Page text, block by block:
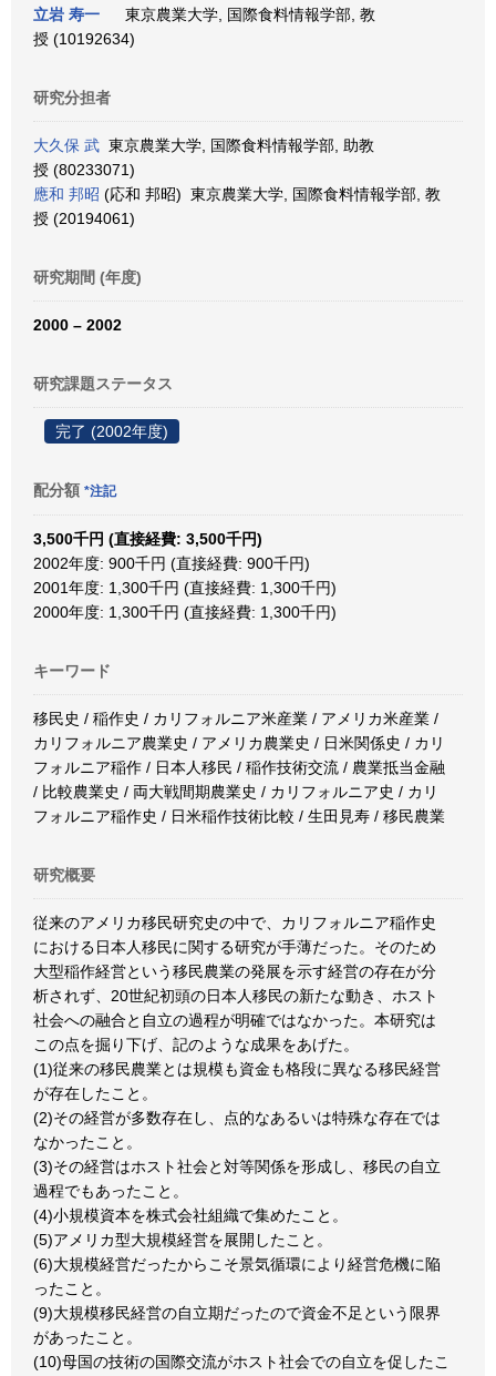
立岩 寿一
東京農業大学, 国際食料情報学部, 教
授 (10192634)
研究分担者
大久保 武 東京農業大学, 国際食料情報学部, 助教
授 (80233071)
應和 邦昭 (応和 邦昭) 東京農業大学, 国際食料情報学部, 教
授 (20194061)
研究期間 (年度)
2000 – 2002
研究課題ステータス
完了 (2002年度)
配分額 *注記
3,500千円 (直接経費: 3,500千円)
2002年度: 900千円 (直接経費: 900千円)
2001年度: 1,300千円 (直接経費: 1,300千円)
2000年度: 1,300千円 (直接経費: 1,300千円)
キーワード
移民史 / 稲作史 / カリフォルニア米産業 / アメリカ米産業 /
カリフォルニア農業史 / アメリカ農業史 / 日米関係史 / カリ
フォルニア稲作 / 日本人移民 / 稲作技術交流 / 農業抵当金融
/ 比較農業史 / 両大戦間期農業史 / カリフォルニア史 / カリ
フォルニア稲作史 / 日米稲作技術比較 / 生田見寿 / 移民農業
研究概要
従来のアメリカ移民研究史の中で、カリフォルニア稲作史
における日本人移民に関する研究が手薄だった。そのため
大型稲作経営という移民農業の発展を示す経営の存在が分
析されず、20世紀初頭の日本人移民の新たな動き、ホスト
社会への融合と自立の過程が明確ではなかった。本研究は
この点を掘り下げ、記のような成果をあげた。
(1)従来の移民農業とは規模も資金も格段に異なる移民経営
が存在したこと。
(2)その経営が多数存在し、点的なあるいは特殊な存在では
なかったこと。
(3)その経営はホスト社会と対等関係を形成し、移民の自立
過程でもあったこと。
(4)小規模資本を株式会社組織で集めたこと。
(5)アメリカ型大規模経営を展開したこと。
(6)大規模経営だったからこそ景気循環により経営危機に陥
ったこと。
(9)大規模移民経営の自立期だったので資金不足という限界
があったこと。
(10)母国の技術の国際交流がホスト社会での自立を促したこ